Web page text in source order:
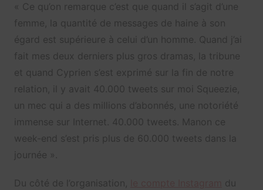
« Ce qu’on remarque c’est que quand il s’agit d’une
femme, la quantité de messages de haine à son
égard est supérieure à celui d’un homme. Quand j’ai
fait mes deux derniers plus gros dramas, la tribune
et quand Cyprien s’est exprimé sur la fin de notre
relation, il y avait 40.000 tweets sur moi Squeezie,
un mec qui a des millions d’abonnés, une notoriété
immense sur Internet. 40.000 tweets. Manon ce
week-end s’est pris plus de 60.000 tweets dans la
journée ».
Du côté de l’organisation,
du